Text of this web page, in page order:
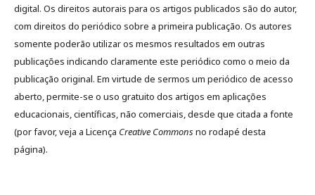
digital. Os direitos autorais para os artigos publicados são do autor,
com direitos do periódico sobre a primeira publicação. Os autores
somente poderão utilizar os mesmos resultados em outras
publicações indicando claramente este periódico como o meio da
publicação original. Em virtude de sermos um periódico de acesso
aberto, permite-se o uso gratuito dos artigos em aplicações
educacionais, científicas, não comerciais, desde que citada a fonte
(por favor, veja a Licença Creative Commonsno rodapé desta
página).